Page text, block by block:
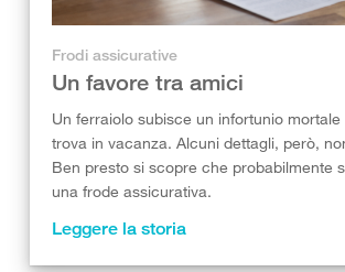
Frodi assicurative
Un favore tra amici
Un ferraiolo subisce un infortunio
trova in vacanza. Alcuni dettagli, però,
Ben presto si scopre che probabilmente
una frode assicurativa.
Leggere la storia